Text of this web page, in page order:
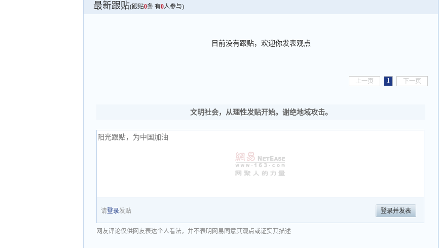
最新跟贴(跟贴0条 有0人参与)
目前没有跟贴，欢迎你发表观点
上一页 1 下一页
文明社会，从理性发贴开始。谢绝地域攻击。
请登录发贴 登录并发表
网友评论仅供网友表达个人看法，并不表明网易同意其观点或证实其描述